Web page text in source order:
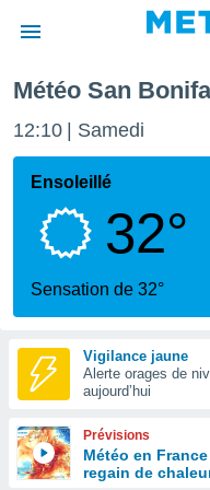
de
Météo San
12:10 Samedi
Ensoleillé
32°
Sensation de 32°
Vigilance jaune
Alerte orages de
aujourd’hui
Prévisions
Météo en
regain de